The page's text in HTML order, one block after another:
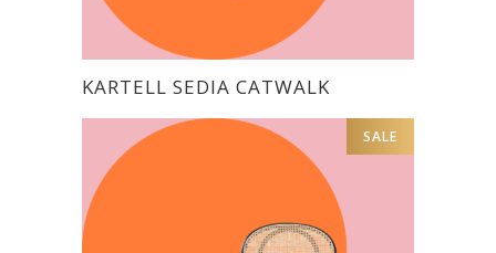
KARTELL SEDIA CATWALK
SALE